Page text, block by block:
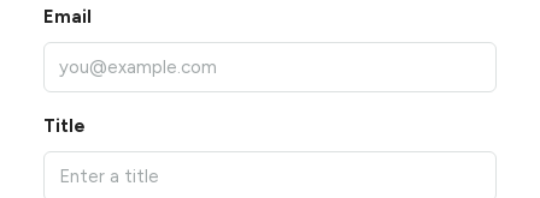
Email
Title